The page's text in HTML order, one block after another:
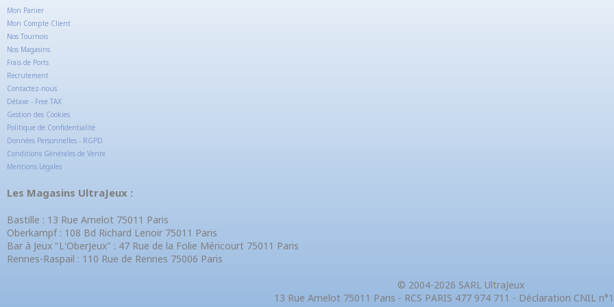
Mon Panier
Mon Compte Client
Nos Tournois
Nos Magasins
Frais de Ports
Recrutement
Contactez-nous
Détaxe - Free TAX
Gestion des Cookies
Politique de Confidentialité
Données Personnelles - RGPD
Conditions Générales de Vente
Mentions Légales
Les Magasins UltraJeux :
Bastille : 13 Rue Amelot 75011 Paris
Oberkampf : 108 Bd Richard Lenoir 75011 Paris
Bar à Jeux "L'OberJeux" : 47 Rue de la Folie Méricourt 75011 Paris
Rennes-Raspail : 110 Rue de Rennes 75006 Paris
© 2004-2026 SARL UltraJeux
13 Rue Amelot 75011 Paris - RCS PARIS 477 974 711 - Déclaration CNIL